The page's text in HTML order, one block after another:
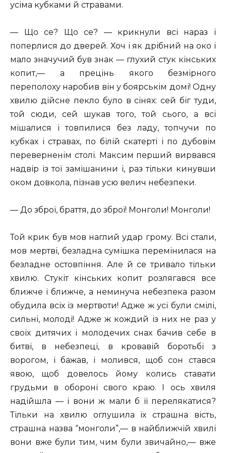
усіма кубками й стравами.
— Що се? Що се? — крикнули всі нараз і
поперлися до дверей. Хоч і як дрібний на око і
мало значучий був знак — глухий стук кінських
копит,— а прецінь якого безмірного
переполоху наробив він у боярськім домі! Одну
хвилю дійсне пекло було в сінях: сей біг туди,
той сюди, сей шукав того, той сього, а всі
мішалися і товпилися без ладу, топчучи по
кубках і стравах, по білій скатерті і по дубовім
переверненім столі. Максим перший вирвався
надвір із тої замішанини і, раз тільки кинувши
оком довкола, пізнав усю велич небезпеки.
— До зброї, браття, до зброї! Монголи! Монголи!
Той крик був мов наглий удар грому. Всі стали,
мов мертві, безладна сумішка перемінилася на
безладне остовпіння. Але й се тривало тільки
хвилю. Стукіт кінських копит розлягався все
ближче і ближче, а неминуча небезпека разом
обудила всіх із мертвоти! Адже ж усі були смілі,
сильні, молоді! Адже ж кождий із них не раз у
своїх дитячих і молодечих снах бачив себе в
битві, в небезпеці, в кровавій боротьбі з
ворогом, і бажав, і молився, щоб сон стався
явою, щоб довелось йому колись ставати
грудьми в обороні свого краю. І ось хвиля
надійшла — і вони ж мали б її перелякатися?
Тільки на хвилю оглушила їх страшна вість,
страшна назва “монголи”,— в найближчій хвилі
вони вже були тим, чим були звичайно,— вже